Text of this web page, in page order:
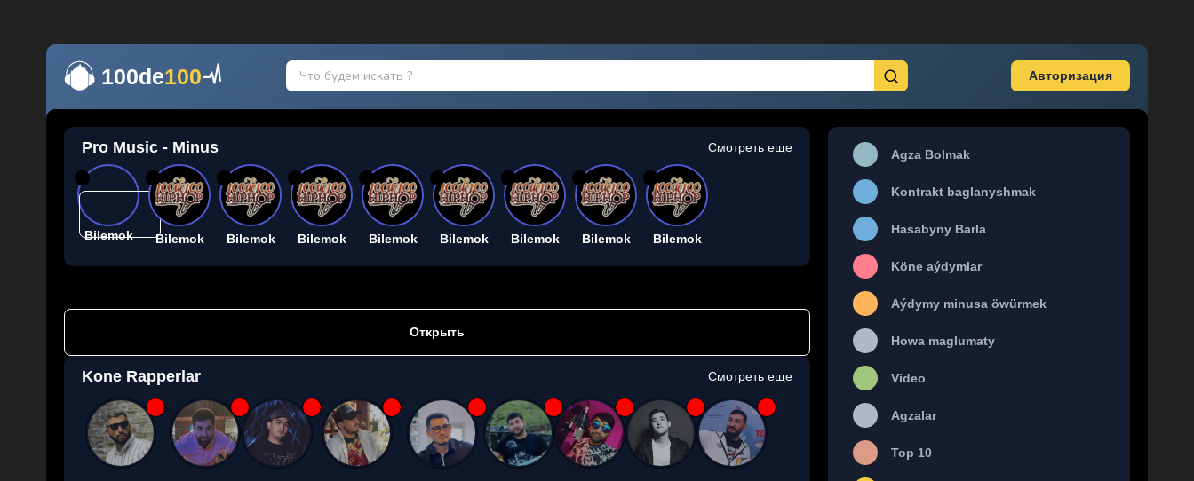
100de100 Авторизация
Pro Music - Minus Смотреть еще
Bilemok Bilemok Bilemok Bilemok Bilemok Bilemok Bilemok Bilemok Bilemok
Открыть
Kone Rapperlar Смотреть еще
Agza Bolmak
Kontrakt baglanyshmak
Hasabyny Barla
Köne aýdymlar
Aýdymy minusa öwürmek
Howa maglumaty
Video
Agzalar
Top 10